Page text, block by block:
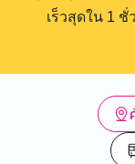
เร็วสุดใน 1